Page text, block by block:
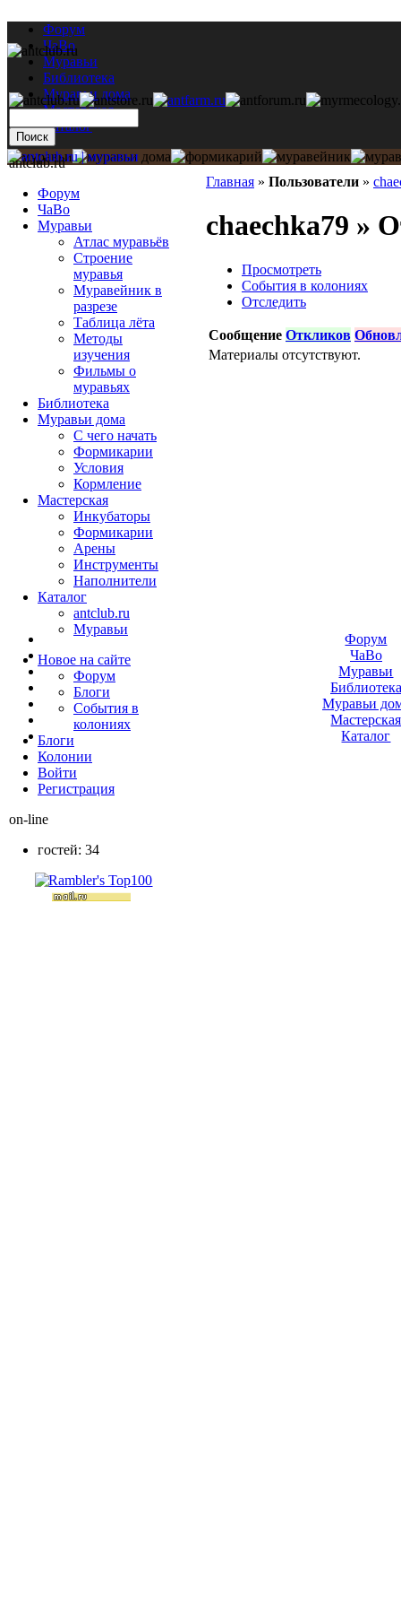
Форум
ЧаВо
Муравьи
Библиотека
Муравьи дома
Мастерская
Каталог
Главная » Пользователи »
chaechka79 »
Просмотреть
События в колониях
Отследить
Сообщение Откликов
Материалы отсутствуют.
antclub.ru
Форум
ЧаВо
Муравьи
Атлас муравьёв
Строение
муравья
Муравейник в
разрезе
Таблица лёта
Методы
изучения
Фильмы о
муравьях
Библиотека
Муравьи дома
С чего начать
Формикарии
Условия
Кормление
Мастерская
Инкубаторы
Формикарии
Арены
Инструменты
Наполнители
Каталог
antclub.ru
Муравьи
Новое на сайте
Форум
Блоги
События в
колониях
Блоги
Колонии
Войти
Peгиcтpaция
on-line
гостей: 34
Форум
ЧаВо
Муравьи
Библиотека
Муравьи
Мастерская
Каталог